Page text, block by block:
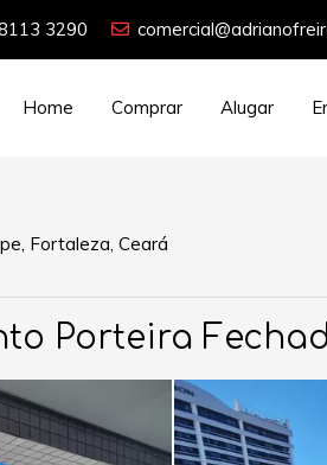
3290
Home Comprar Alugar
Fortaleza, Ceará
Porteira